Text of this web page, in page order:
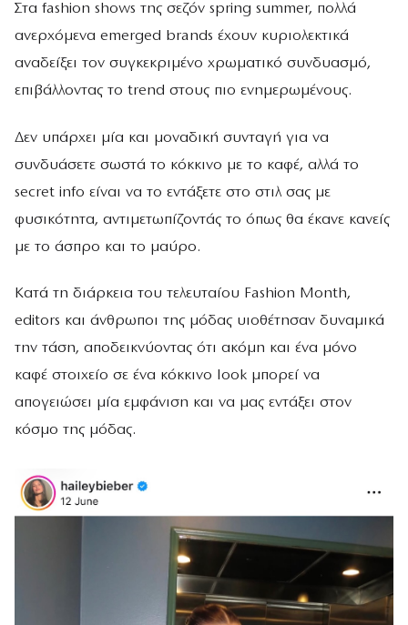
Στα fashion shows της σεζόν spring summer, πολλά
ανερχόμενα emerged brands έχουν κυριολεκτικά
αναδείξει τον συγκεκριμένο χρωματικό συνδυασμό,
επιβάλλοντας το trend στους πιο ενημερωμένους.
Δεν υπάρχει μία και μοναδική συνταγή για να
συνδυάσετε σωστά το κόκκινο με το καφέ, αλλά το
secret info είναι να το εντάξετε στο στιλ σας με
φυσικότητα, αντιμετωπίζοντάς το όπως θα έκανε κανείς
με το άσπρο και το μαύρο.
Κατά τη διάρκεια του τελευταίου Fashion Month,
editors και άνθρωποι της μόδας υιοθέτησαν δυναμικά
την τάση, αποδεικνύοντας ότι ακόμη και ένα μόνο
καφέ στοιχείο σε ένα κόκκινο look μπορεί να
απογειώσει μία εμφάνιση και να μας εντάξει στον
κόσμο της μόδας.